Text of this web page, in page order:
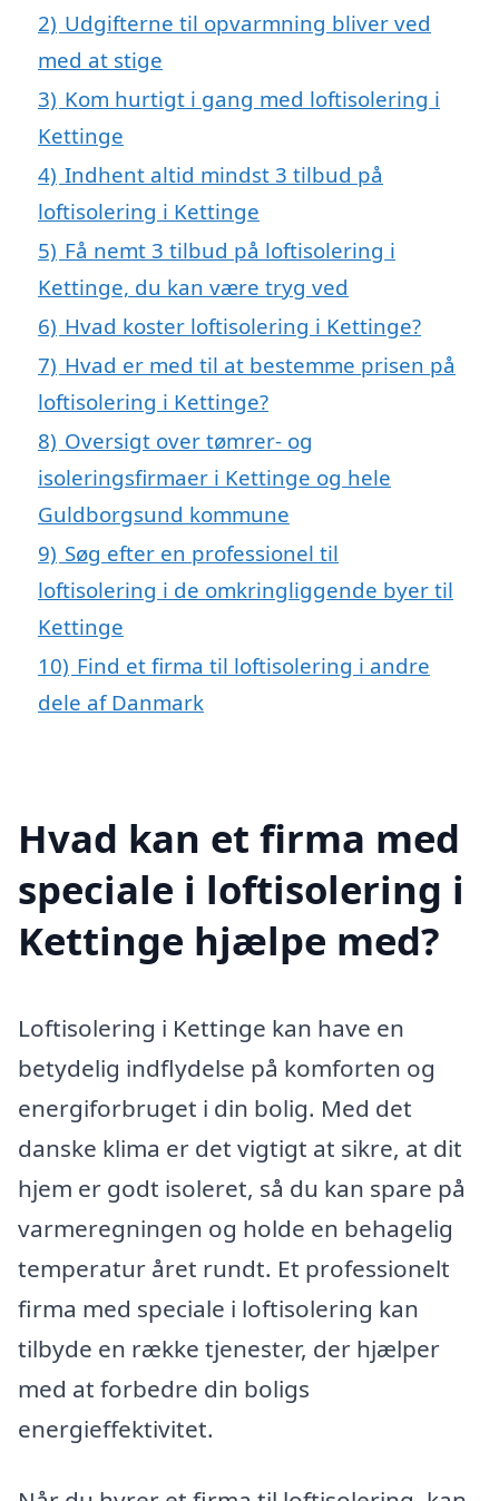
2) Udgifterne til opvarmning bliver ved
med at stige
3) Kom hurtigt i gang med loftisolering i
Kettinge
4) Indhent altid mindst 3 tilbud på
loftisolering i Kettinge
5) Få nemt 3 tilbud på loftisolering i
Kettinge, du kan være tryg ved
6) Hvad koster loftisolering i Kettinge?
7) Hvad er med til at bestemme prisen på
loftisolering i Kettinge?
8) Oversigt over tømrer- og
isoleringsfirmaer i Kettinge og hele
Guldborgsund kommune
9) Søg efter en professionel til
loftisolering i de omkringliggende byer til
Kettinge
10) Find et firma til loftisolering i andre
dele af Danmark
Hvad kan et firma med
speciale i loftisolering i
Kettinge hjælpe med?
Loftisolering i Kettinge kan have en
betydelig indflydelse på komforten og
energiforbruget i din bolig. Med det
danske klima er det vigtigt at sikre, at dit
hjem er godt isoleret, så du kan spare på
varmeregningen og holde en behagelig
temperatur året rundt. Et professionelt
firma med speciale i loftisolering kan
tilbyde en række tjenester, der hjælper
med at forbedre din boligs
energieffektivitet.